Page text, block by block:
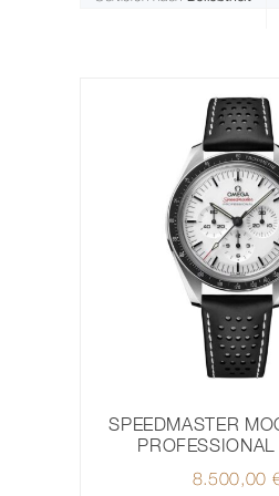
SPEEDMASTER
8.500,00